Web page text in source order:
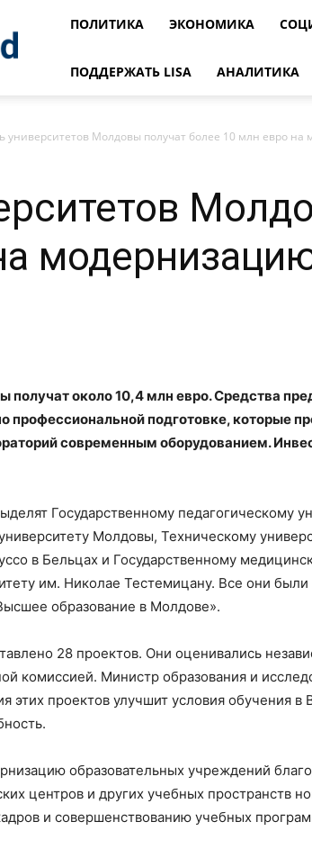
ПОЛИТИКА ЭКОНОМИКА
ПОДДЕРЖАТЬ LISA АНАЛИТИКА
университетов Молдовы получат более 10 млн евро
получат около 10,4 млн евро. Средства
профессиональной подготовке, которые
современным оборудованием.
Государственному педагогическому
Молдовы, Техническому
в Бельцах и Государственному
им. Николае Тестемицану. Все они
образование в Молдове».
28 проектов. Они оценивались
комиссией. Министр образования и
этих проектов улучшит условия обучения в
образовательных учреждений
центров и других учебных пространств
и совершенствованию учебных